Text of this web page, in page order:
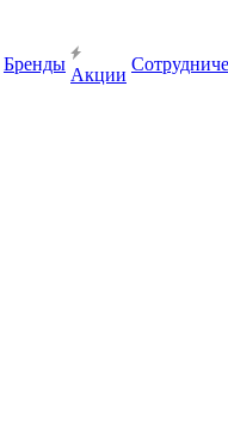
Бренды
Акции